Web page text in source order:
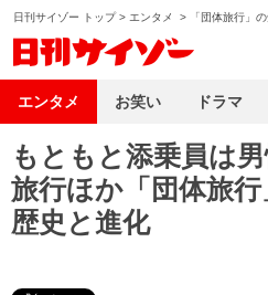
日刊サイゾー トップ> エンタメ > 「団体旅行」
もともと添乗員は
旅行ほか「団体旅
歴史と進化
エンタメ お笑い ドラマ